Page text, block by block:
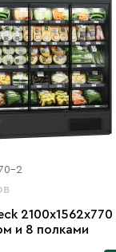
2
и 8 полками